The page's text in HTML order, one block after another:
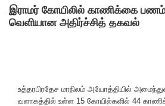
இராமர் கோயிலில் காணிக்கை
வெளியான அதிர்ச்சித் தகவல்
உத்தரபிரதேச மாநிலம் அயோத்தியில்
வளாகத்​தில் உள்ள 15 கோயில்​களில் 44